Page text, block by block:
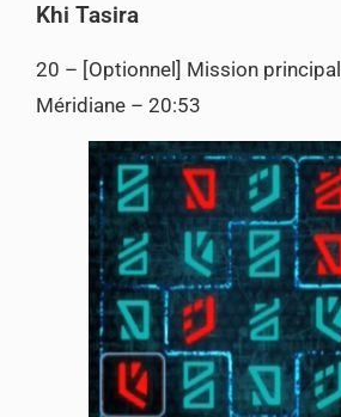
Khi Tasira
20 – [Optionnel] Mission
Méridiane – 20:53